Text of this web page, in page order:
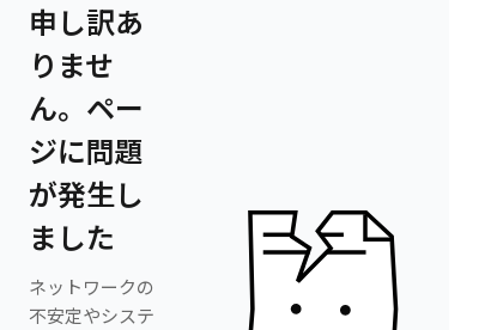
申し訳あ
りませ
ん。ペー
ジに問題
が発生し
ました
ネットワークの
不安定やシステ